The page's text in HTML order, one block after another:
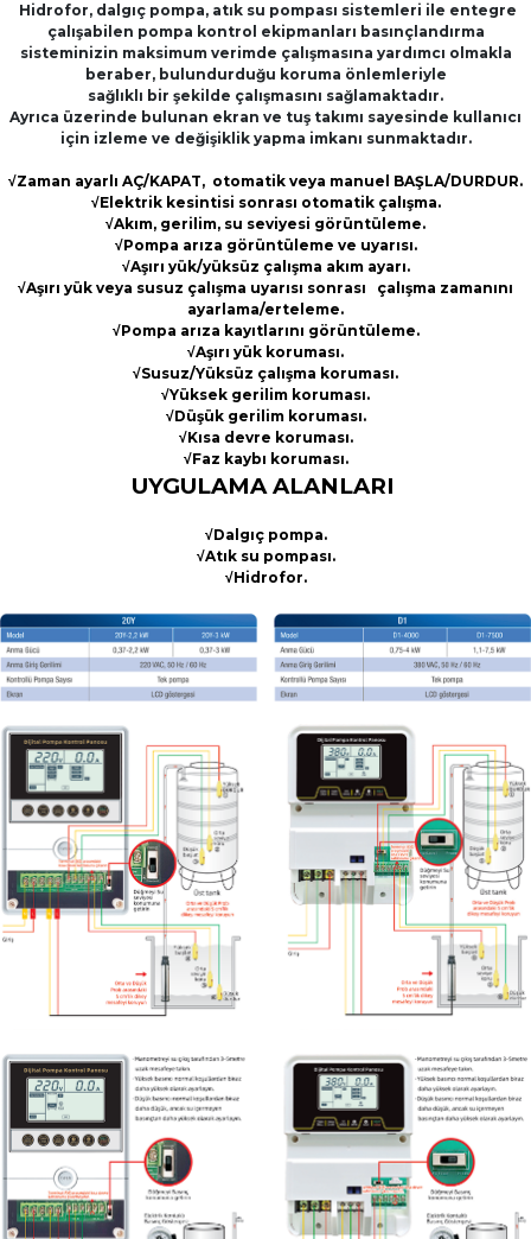
Hidrofor, dalgıç pompa, atık su pompası sistemleri ile entegre
çalışabilen pompa kontrol ekipmanları basınçlandırma
sisteminizin maksimum verimde çalışmasına yardımcı olmakla
beraber, bulundurduğu koruma önlemleriyle
sağlıklı bir şekilde çalışmasını sağlamaktadır.
Ayrıca üzerinde bulunan ekran ve tuş takımı sayesinde kullanıcı
için izleme ve değişiklik yapma imkanı sunmaktadır.
√Zaman ayarlı AÇ/KAPAT, otomatik veya manuel BAŞLA/DURDUR.
√Elektrik kesintisi sonrası otomatik çalışma.
√Akım, gerilim, su seviyesi görüntüleme.
√Pompa arıza görüntüleme ve uyarısı.
√Aşırı yük/yüksüz çalışma akım ayarı.
√Aşırı yük veya susuz çalışma uyarısı sonrası çalışma zamanını
ayarlama/erteleme.
√Pompa arıza kayıtlarını görüntüleme.
√Aşırı yük koruması.
√Susuz/Yüksüz çalışma koruması.
√Yüksek gerilim koruması.
√Düşük gerilim koruması.
√Kısa devre koruması.
√Faz kaybı koruması.
UYGULAMA ALANLARI
√Dalgıç pompa.
√Atık su pompası.
√Hidrofor.